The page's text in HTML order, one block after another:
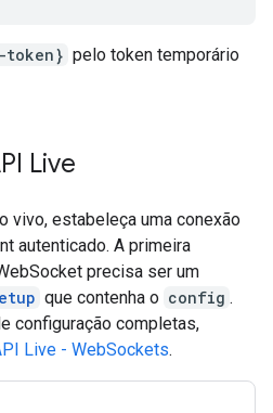
pelo token temporário
Live
vivo, estabeleça uma conexão
autenticado. A primeira
precisa ser um
que contenha o config .
configuração completas,
Live - WebSockets.